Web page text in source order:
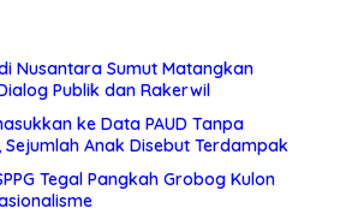
Nusantara Sumut Matangkan
Publik dan Rakerwil
ke Data PAUD Tanpa
Anak Disebut Terdampak
Tegal Pangkah Grobog Kulon